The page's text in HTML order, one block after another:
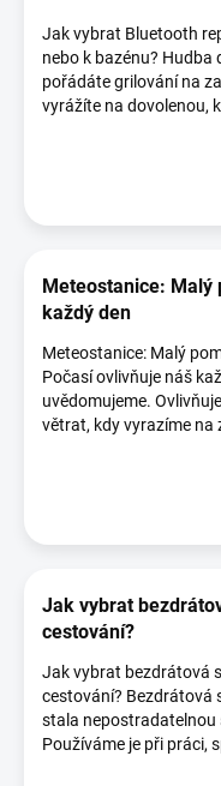
Jak vybrat Bluetooth
nebo k bazénu?
pořádáte grilování na
vyrážíte na dovolenou,
Meteostanice: Malý
každý den
Meteostanice: Malý
Počasí ovlivňuje náš
uvědomujeme.
větrat, kdy vyrazíme na
Jak vybrat
cestování?
Jak vybrat bezdrátová
cestování? Bezdrátová
stala nepostradatelnou
Používáme je při práci,